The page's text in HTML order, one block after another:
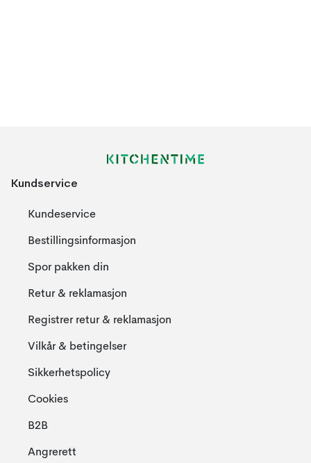
Kundservice
Kundeservice
Bestillingsinformasjon
Spor pakken din
Retur & reklamasjon
Registrer retur & reklamasjon
Vilkår & betingelser
Sikkerhetspolicy
Cookies
B2B
Angrerett